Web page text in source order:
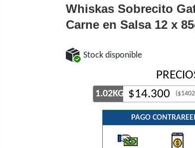
Whiskas Sobrecito
Carne en Salsa 12 x
Stock disponible
1.02KG $14.300
PAGO